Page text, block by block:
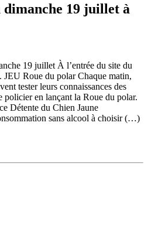
dimanche 19 juillet à
19 juillet À l’entrée du site du
JEU Roue du polar Chaque matin,
tester leurs connaissances des
policier en lançant la Roue du polar.
Détente du Chien Jaune
sans alcool à choisir (…)